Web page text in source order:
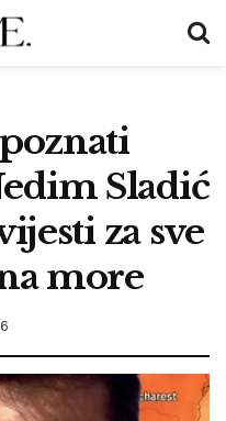
Sladić
za sve
more